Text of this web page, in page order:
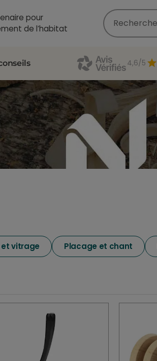
pour
de l’habitat
4,6/5
vitrage Placage et chant